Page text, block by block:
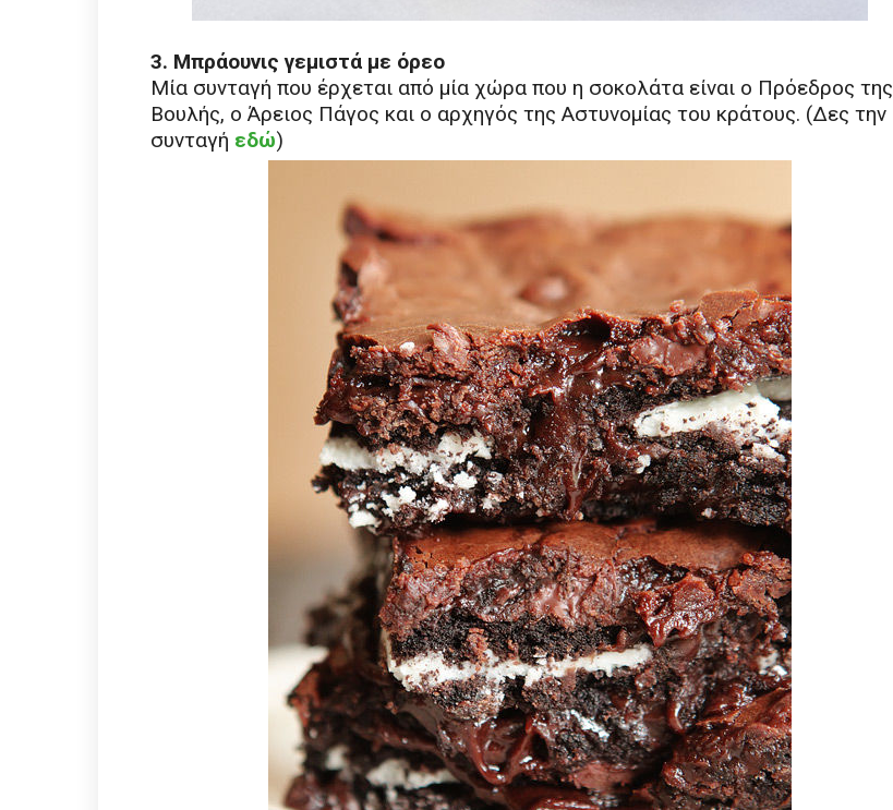
3. Μπράουνις γεμιστά με όρεο
Μία συνταγή που έρχεται από μία χώρα που η σοκολάτα είναι ο Πρόεδρος της
Βουλής, ο Άρειος Πάγος και ο αρχηγός της Αστυνομίας του κράτους. (Δες την
συνταγή εδώ)